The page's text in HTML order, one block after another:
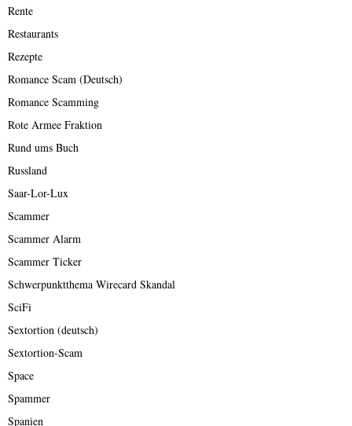
Rente
Restaurants
Rezepte
Romance Scam (Deutsch)
Romance Scamming
Rote Armee Fraktion
Rund ums Buch
Russland
Saar-Lor-Lux
Scammer
Scammer Alarm
Scammer Ticker
Schwerpunktthema Wirecard Skandal
SciFi
Sextortion (deutsch)
Sextortion-Scam
Space
Spammer
Spanien